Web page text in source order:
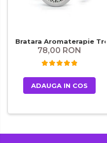
Bratara Aromaterapie
78,00 RON
ADAUGA IN COS